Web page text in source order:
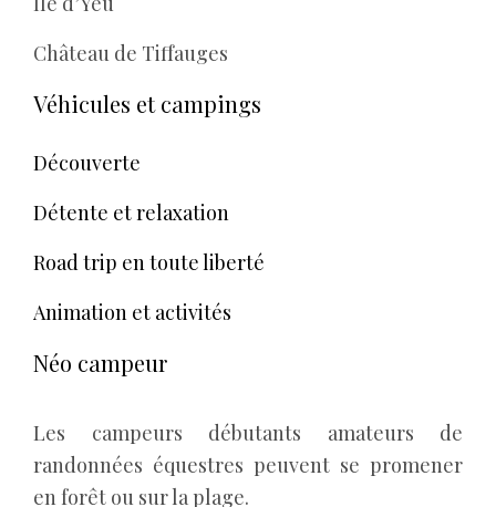
Château de Tiffauges
Véhicules et campings
Découverte
Détente et relaxation
Road trip en toute liberté
Animation et activités
Néo campeur
Les campeurs débutants amateurs de
randonnées équestres peuvent se promener
en forêt ou sur la plage.